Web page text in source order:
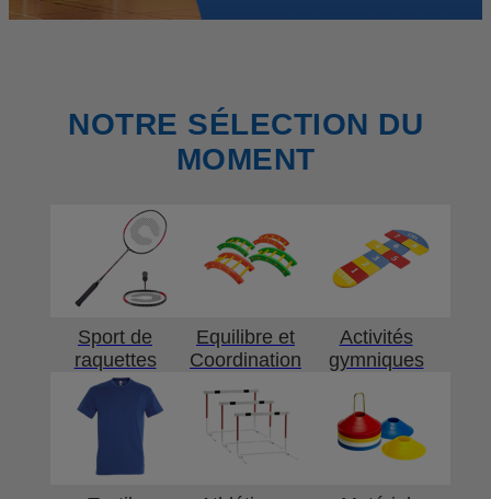
NOTRE SÉLECTION DU
MOMENT
Sport de
raquettes
Equilibre et
Coordination
Activités
gymniques